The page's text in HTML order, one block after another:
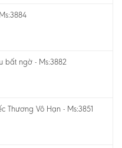
bất ngờ - Ms:3882
Thương Vô Hạn - Ms:3851